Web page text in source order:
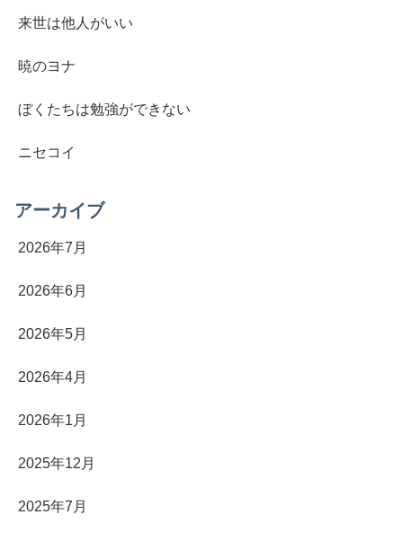
来世は他人がいい
暁のヨナ
ぼくたちは勉強ができない
ニセコイ
アーカイブ
2026年7月
2026年6月
2026年5月
2026年4月
2026年1月
2025年12月
2025年7月